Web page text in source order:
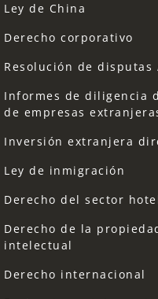
Ley de China
Derecho corporativo
Resolución de disputas
Informes de diligencia
de empresas
Inversión extranjera
Ley de inmigración
Derecho del sector
Derecho de la
intelectual
Derecho internacional